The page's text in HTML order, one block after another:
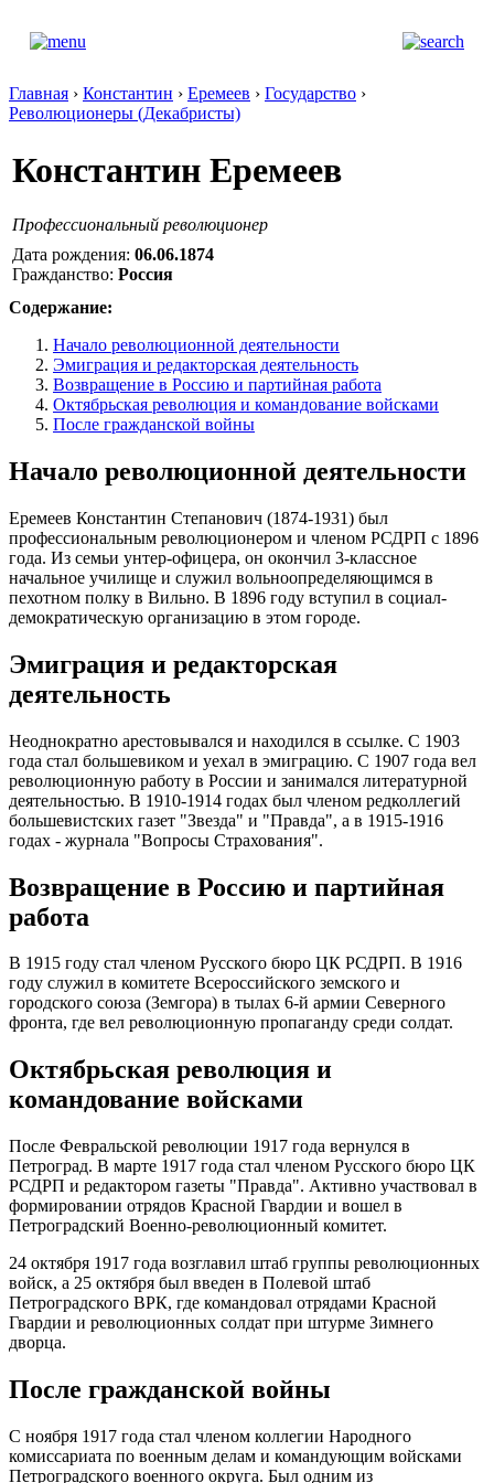
Главная › Константин › Еремеев › Государство ›
Революционеры (Декабристы)
Константин Еремеев
Профессиональный революционер
Дата рождения: 06.06.1874
Гражданство: Россия
Содержание:
Начало революционной деятельности
Эмиграция и редакторская деятельность
Возвращение в Россию и партийная работа
Октябрьская революция и командование войсками
После гражданской войны
Начало революционной деятельности
Еремеев Константин Степанович (1874-1931) был
профессиональным революционером и членом РСДРП с 1896
года. Из семьи унтер-офицера, он окончил 3-классное
начальное училище и служил вольноопределяющимся в
пехотном полку в Вильно. В 1896 году вступил в социал-
демократическую организацию в этом городе.
Эмиграция и редакторская
деятельность
Неоднократно арестовывался и находился в ссылке. С 1903
года стал большевиком и уехал в эмиграцию. С 1907 года вел
революционную работу в России и занимался литературной
деятельностью. В 1910-1914 годах был членом редколлегий
большевистских газет "Звезда" и "Правда", а в 1915-1916
годах - журнала "Вопросы Страхования".
Возвращение в Россию и партийная
работа
В 1915 году стал членом Русского бюро ЦК РСДРП. В 1916
году служил в комитете Всероссийского земского и
городского союза (Земгора) в тылах 6-й армии Северного
фронта, где вел революционную пропаганду среди солдат.
Октябрьская революция и
командование войсками
После Февральской революции 1917 года вернулся в
Петроград. В марте 1917 года стал членом Русского бюро ЦК
РСДРП и редактором газеты "Правда". Активно участвовал в
формировании отрядов Красной Гвардии и вошел в
Петроградский Военно-революционный комитет.
24 октября 1917 года возглавил штаб группы революционных
войск, а 25 октября был введен в Полевой штаб
Петроградского ВРК, где командовал отрядами Красной
Гвардии и революционных солдат при штурме Зимнего
дворца.
После гражданской войны
С ноября 1917 года стал членом коллегии Народного
комиссариата по военным делам и командующим войсками
Петроградского военного округа. Был одним из